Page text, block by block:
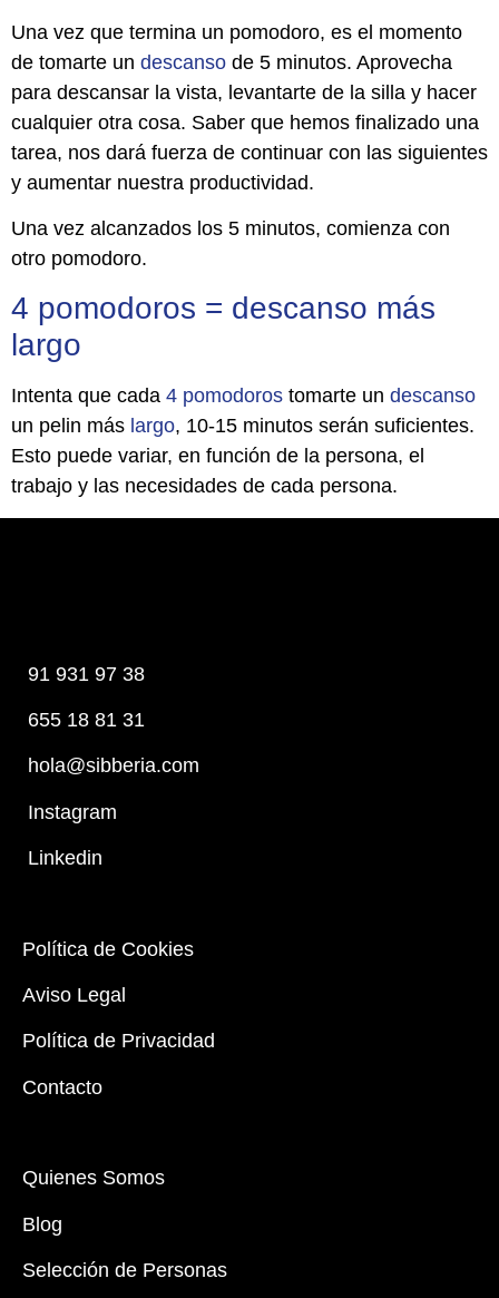
Una vez que termina un pomodoro, es el momento
de tomarte un descanso de 5 minutos. Aprovecha
para descansar la vista, levantarte de la silla y hacer
cualquier otra cosa. Saber que hemos finalizado una
tarea, nos dará fuerza de continuar con las siguientes
y aumentar nuestra productividad.
Una vez alcanzados los 5 minutos, comienza con
otro pomodoro.
4 pomodoros = descanso más
largo
Intenta que cada 4 pomodoros tomarte un descanso
un pelin más largo, 10-15 minutos serán suficientes.
Esto puede variar, en función de la persona, el
trabajo y las necesidades de cada persona.
91 931 97 38
655 18 81 31
hola@sibberia.com
Instagram
Linkedin
Política de Cookies
Aviso Legal
Política de Privacidad
Contacto
Quienes Somos
Blog
Selección de Personas